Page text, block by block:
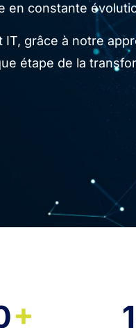
en constante
IT, grâce à notre
étape de la
+